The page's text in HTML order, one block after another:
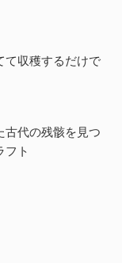
て収穫するだけで
古代の残骸を見つ
フト